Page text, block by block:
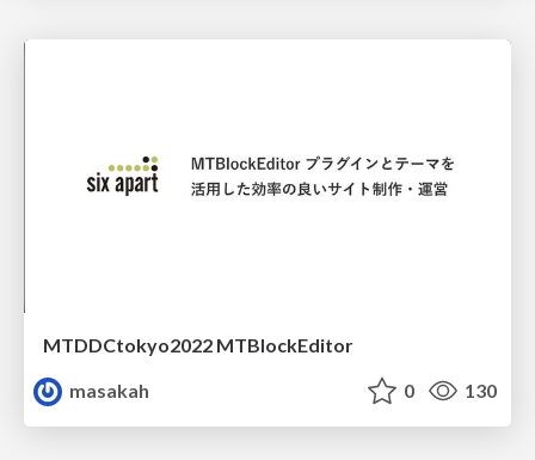
MTDDCtokyo2022 MTBlockEditor
masakah
0 130